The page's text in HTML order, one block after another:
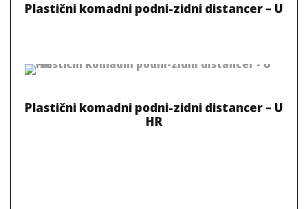
Plastični komadni podni-zidni distancer – U
Plastični komadni podni-zidni distancer – U
HR